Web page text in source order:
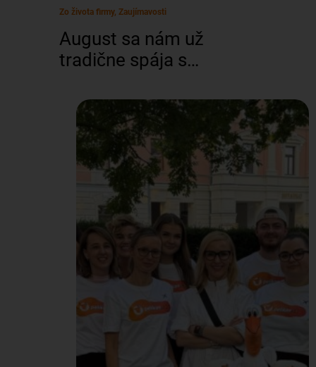
Zo života firmy, Zaujímavosti
August sa nám už
tradične spája s
menom Od Tatier k
Dunaju (OTKD), kedy sa
14 z nás zbalí do 2 áut a
vydá sa na cestu naprieč
polovicou Slovenska. Tím
Pelikána sa
najznámejšieho
štafetového behu
zúčastnil už tretí raz po
sebe. Spoločne naši bežci
za víkend prebehli 345
kilometrov, nastúpali
3990 metrov,…